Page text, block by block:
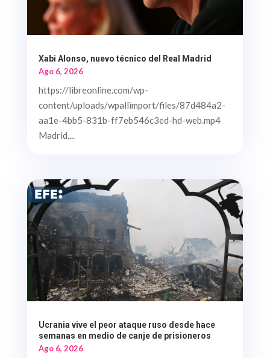
Xabi Alonso, nuevo técnico del Real Madrid
Ago 6, 2026
https://libreonline.com/wp-
content/uploads/wpallimport/files/87d484a2-
aa1e-4bb5-831b-ff7eb546c3ed-hd-web.mp4
Madrid,...
Ucrania vive el peor ataque ruso desde hace
semanas en medio de canje de prisioneros
Ago 6, 2026